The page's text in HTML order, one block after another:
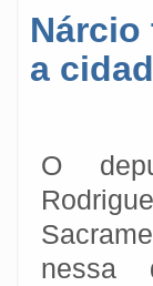
Nárcio
a
O
nessa